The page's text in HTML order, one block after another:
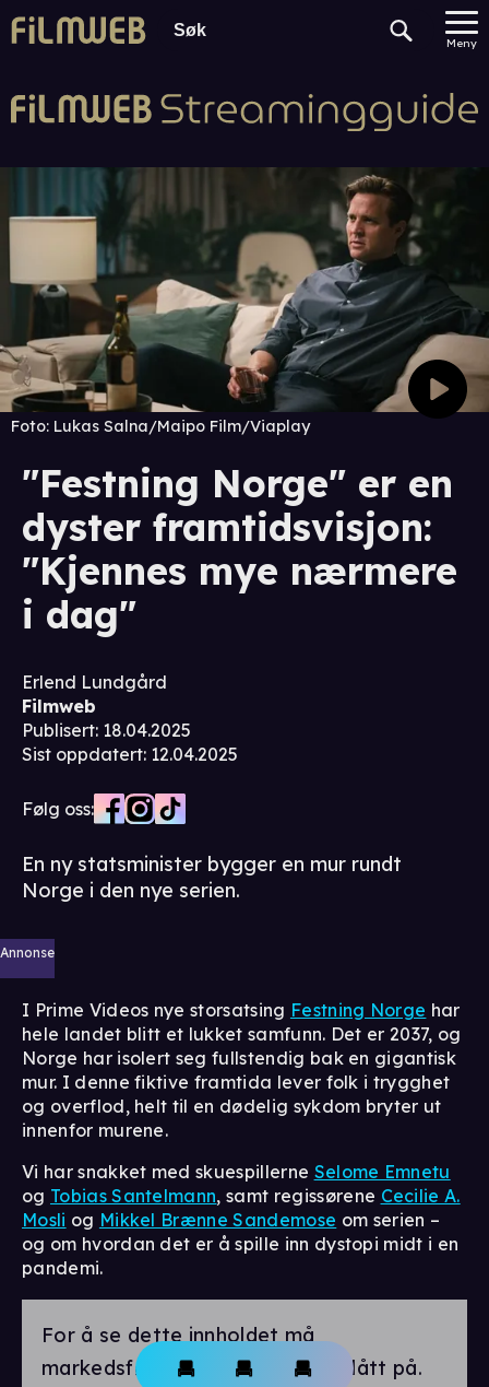
Meny
Foto: Lukas Salna/Maipo Film/Viaplay
"Festning Norge" er en
dyster framtidsvisjon:
"Kjennes mye nærmere
i dag"
Erlend Lundgård
Filmweb
Publisert: 18.04.2025
Sist oppdatert: 12.04.2025
Følg oss:
En ny statsminister bygger en mur rundt
Norge i den nye serien.
Annonse
I Prime Videos nye storsatsing Festning Norge har
hele landet blitt et lukket samfunn. Det er 2037, og
Norge har isolert seg fullstendig bak en gigantisk
mur. I denne fiktive framtida lever folk i trygghet
og overflod, helt til en dødelig sykdom bryter ut
innenfor murene.
Vi har snakket med skuespillerne Selome Emnetu
og Tobias Santelmann, samt regissørene Cecilie A.
Mosli og Mikkel Brænne Sandemose om serien –
og om hvordan det er å spille inn dystopi midt i en
pandemi.
For å se dette innholdet må
markedsførings-cookies være slått på.